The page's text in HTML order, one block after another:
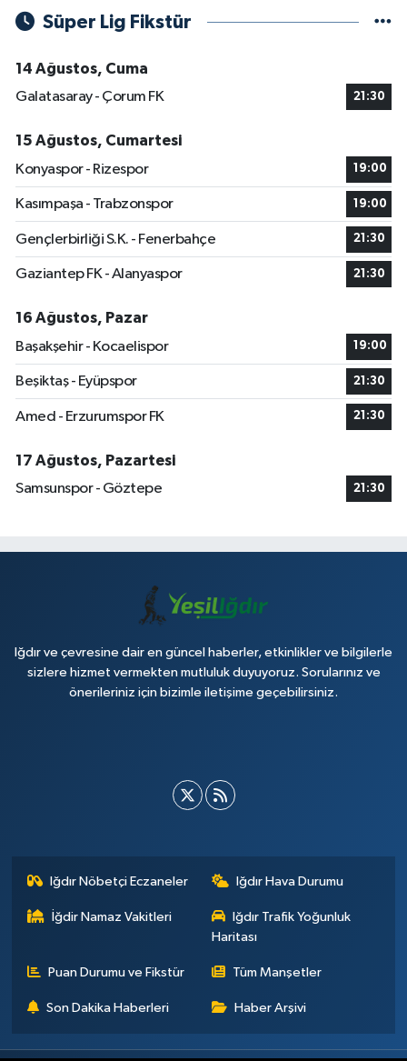
Süper Lig Fikstür
14 Ağustos, Cuma
Galatasaray - Çorum FK
21:30
15 Ağustos, Cumartesi
Konyaspor - Rizespor
19:00
Kasımpaşa - Trabzonspor 19:00
Gençlerbirliği S.K. - Fenerbahçe 21:30
Gaziantep FK - Alanyaspor 21:30
16 Ağustos, Pazar
Başakşehir - Kocaelispor
19:00
Beşiktaş - Eyüpspor 21:30
Amed - Erzurumspor FK 21:30
17 Ağustos, Pazartesi
Samsunspor - Göztepe
21:30
Iğdır ve çevresine dair en güncel haberler, etkinlikler ve bilgilerle
sizlere hizmet vermekten mutluluk duyuyoruz. Sorularınız ve
önerileriniz için bizimle iletişime geçebilirsiniz.
Iğdır Nöbetçi Eczaneler Iğdır Hava Durumu
İğdir Namaz Vakitleri
Iğdır Trafik Yoğunluk
Haritası
Puan Durumu ve Fikstür Tüm Manşetler
Son Dakika Haberleri Haber Arşivi